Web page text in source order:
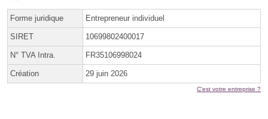
Forme juridique Entrepreneur individuel
SIRET 10699802400017
N° TVA Intra. FR35106998024
Création 29 juin 2026
C'est votre entreprise ?